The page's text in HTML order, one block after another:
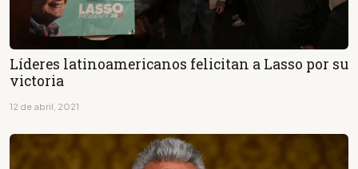
Líderes latinoamericanos felicitan a Lasso por su
victoria
12 de abril, 2021